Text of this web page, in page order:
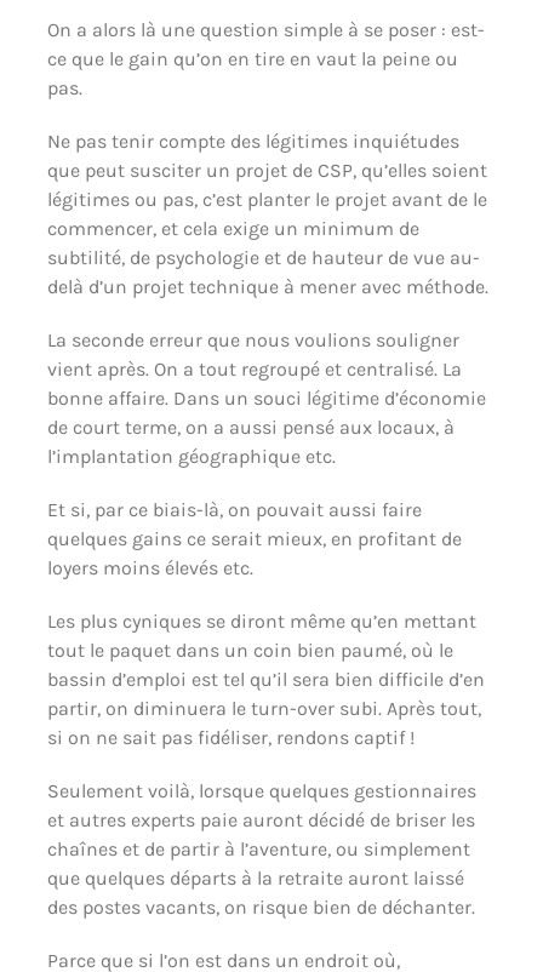
On a alors là une question simple à se poser : est-
ce que le gain qu’on en tire en vaut la peine ou
pas.
Ne pas tenir compte des légitimes inquiétudes
que peut susciter un projet de CSP, qu’elles soient
légitimes ou pas, c’est planter le projet avant de le
commencer, et cela exige un minimum de
subtilité, de psychologie et de hauteur de vue au-
delà d’un projet technique à mener avec méthode.
La seconde erreur que nous voulions souligner
vient après. On a tout regroupé et centralisé. La
bonne affaire. Dans un souci légitime d’économie
de court terme, on a aussi pensé aux locaux, à
l’implantation géographique etc.
Et si, par ce biais-là, on pouvait aussi faire
quelques gains ce serait mieux, en profitant de
loyers moins élevés etc.
Les plus cyniques se diront même qu’en mettant
tout le paquet dans un coin bien paumé, où le
bassin d’emploi est tel qu’il sera bien difficile d’en
partir, on diminuera le turn-over subi. Après tout,
si on ne sait pas fidéliser, rendons captif !
Seulement voilà, lorsque quelques gestionnaires
et autres experts paie auront décidé de briser les
chaînes et de partir à l’aventure, ou simplement
que quelques départs à la retraite auront laissé
des postes vacants, on risque bien de déchanter.
Parce que si l’on est dans un endroit où,